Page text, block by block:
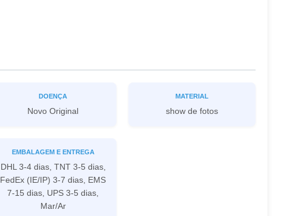
DOENÇA
Novo Original
MATERIAL
show de fotos
EMBALAGEM E ENTREGA
DHL 3-4 dias, TNT 3-5 dias,
FedEx (IE/IP) 3-7 dias, EMS
7-15 dias, UPS 3-5 dias,
Mar/Ar